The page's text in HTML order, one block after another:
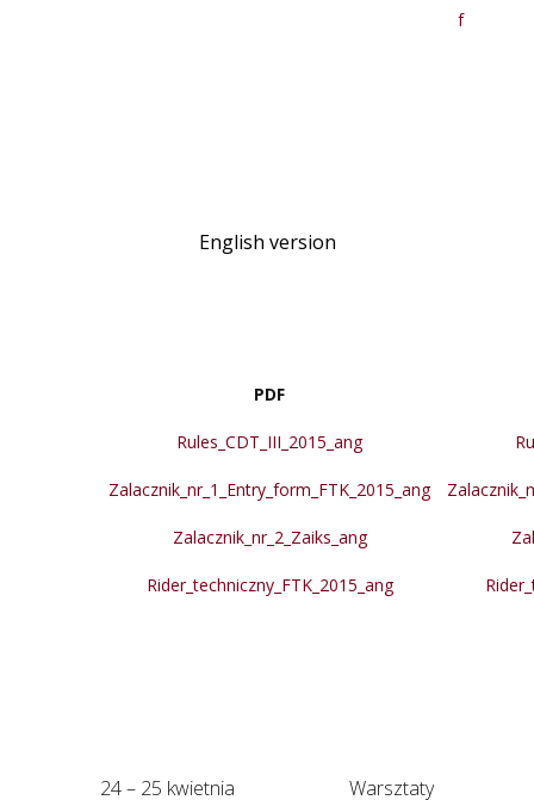
f
English version
PDF
Rules_CDT_III_2015_ang
Zalacznik_nr_1_Entry_form_FTK_2015_ang
Zalacznik_nr_2_Zaiks_ang
Rider_techniczny_FTK_2015_ang
24 – 25 kwietnia
Warsztaty